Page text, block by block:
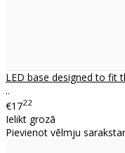
LED base designed to fit
..
€1722
Ielikt grozā
Pievienot vēlmju